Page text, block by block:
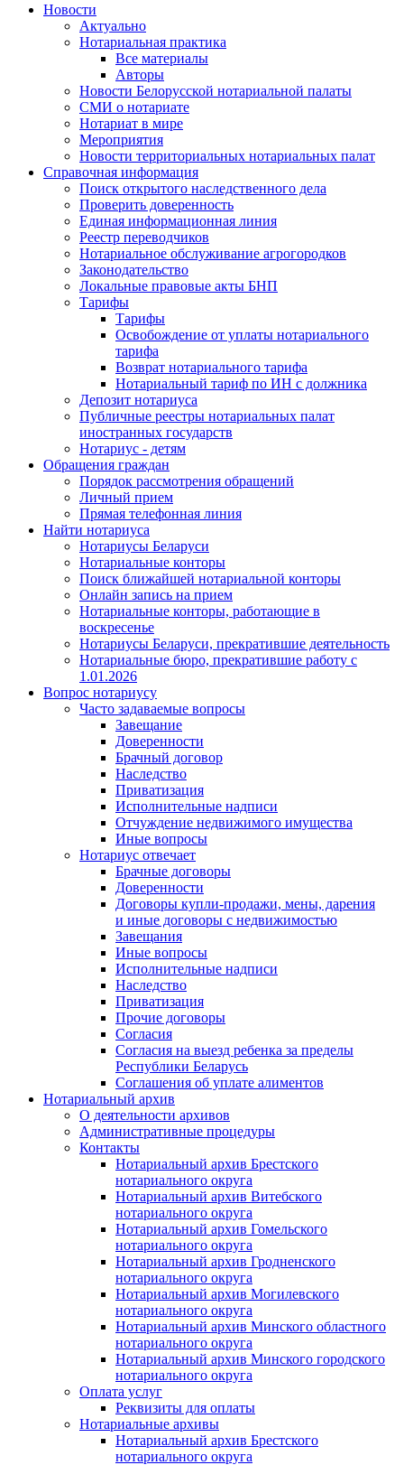
Новости
Актуально
Нотариальная практика
Все материалы
Авторы
Новости Белорусской нотариальной палаты
СМИ о нотариате
Нотариат в мире
Мероприятия
Новости территориальных нотариальных палат
Справочная информация
Поиск открытого наследственного дела
Проверить доверенность
Единая информационная линия
Реестр переводчиков
Нотариальное обслуживание агрогородков
Законодательство
Локальные правовые акты БНП
Тарифы
Тарифы
Освобождение от уплаты нотариального
тарифа
Возврат нотариального тарифа
Нотариальный тариф по ИН с должника
Депозит нотариуса
Публичные реестры нотариальных палат
иностранных государств
Нотариус - детям
Обращения граждан
Порядок рассмотрения обращений
Личный прием
Прямая телефонная линия
Найти нотариуса
Нотариусы Беларуси
Нотариальные конторы
Поиск ближайшей нотариальной конторы
Онлайн запись на прием
Нотариальные конторы, работающие в
воскресенье
Нотариусы Беларуси, прекратившие деятельность
Нотариальные бюро, прекратившие работу с
1.01.2026
Вопрос нотариусу
Часто задаваемые вопросы
Завещание
Доверенности
Брачный договор
Наследство
Приватизация
Исполнительные надписи
Отчуждение недвижимого имущества
Иные вопросы
Нотариус отвечает
Брачные договоры
Доверенности
Договоры купли-продажи, мены, дарения
и иные договоры с недвижимостью
Завещания
Иные вопросы
Исполнительные надписи
Наследство
Приватизация
Прочие договоры
Согласия
Согласия на выезд ребенка за пределы
Республики Беларусь
Соглашения об уплате алиментов
Нотариальный архив
О деятельности архивов
Административные процедуры
Контакты
Нотариальный архив Брестского
нотариального округа
Нотариальный архив Витебского
нотариального округа
Нотариальный архив Гомельского
нотариального округа
Нотариальный архив Гродненского
нотариального округа
Нотариальный архив Могилевского
нотариального округа
Нотариальный архив Минского областного
нотариального округа
Нотариальный архив Минского городского
нотариального округа
Оплата услуг
Реквизиты для оплаты
Нотариальные архивы
Нотариальный архив Брестского
нотариального округа